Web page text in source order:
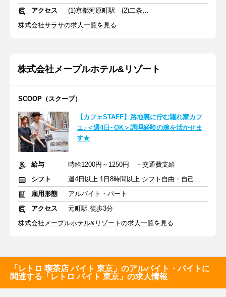
アクセス
(1)京都河原町駅 (2)二条城前駅 (3)鞍馬口駅
株式会社サラサの求人一覧を見る
株式会社メープルホテル&リゾート
SCOOP（スクープ）
【カフェSTAFF】路地裏に佇む隠れ家カフ
ェ♪＜週4日~OK＞調理経験の腕を活かせま
す★
給与
時給1200円～1250円 ＋交通費支給
シフト
週4日以上 1日8時間以上 シフト自由・自己申告
雇用形態
アルバイト・パート
アクセス
元町駅 徒歩3分
株式会社メープルホテル&リゾートの求人一覧を見る
「レトロ 喫茶店 バイト 東京」のアルバイト・バイトに
関連する「レトロ バイト 東京」の求人情報